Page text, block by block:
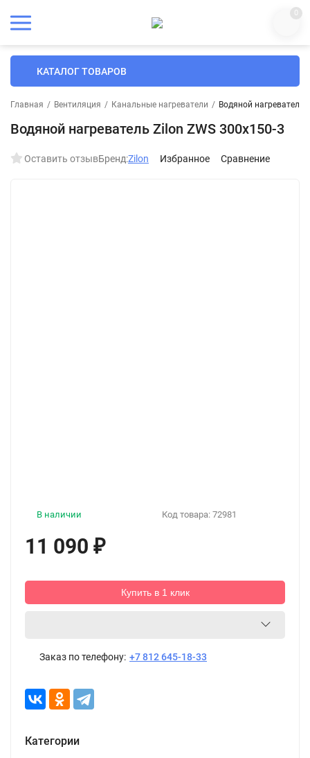
0
КАТАЛОГ ТОВАРОВ
Главная / Вентиляция / Канальные нагреватели / Водяной нагреватель
Водяной нагреватель Zilon ZWS 300x150-3
Оставить отзывБренд:Zilon Избранное Сравнение
Код товара: 72981
В наличии
11 090 ₽
Купить в 1 клик
Заказ по телефону: +7 812 645-18-33
Категории